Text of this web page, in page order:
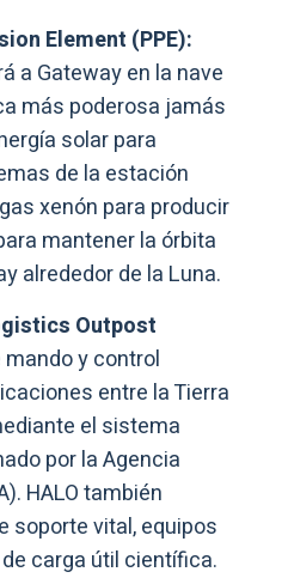
Element (PPE):
a Gateway en la nave
más poderosa jamás
solar para
de la estación
xenón para producir
mantener la órbita
alrededor de la Luna.
Outpost
mando y control
entre la Tierra
el sistema
por la Agencia
HALO también
soporte vital, equipos
carga útil científica.